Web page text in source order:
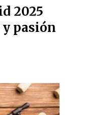
2025
pasión